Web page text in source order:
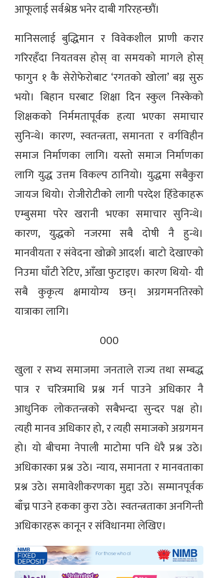
आफूलाई सर्वश्रेष्ठ भनेर दाबी गरिरहन्छौं।
मानिसलाई बुद्धिमान र विवेकशील प्राणी करार
गरिरहँदा नियतवस होस् वा समयको मागले होस्
फागुन १ कै सेरोफेरोबाट ‘रगतको खोला’ बग्न सुरु
भयो। बिहान घरबाट शिक्षा दिन स्कुल निस्केको
शिक्षकको निर्ममतापूर्वक हत्या भएका समाचार
सुनिन्थे। कारण, स्वतन्त्रता, समानता र वर्गविहीन
समाज निर्माणका लागि। यस्तो समाज निर्माणका
लागि युद्ध उत्तम विकल्प ठानियो। युद्धमा सबैकुरा
जायज थियो। रोजीरोटीको लागी परदेश हिँडेकाहरू
एम्बुसमा परेर खरानी भएका समाचार सुनिन्थे।
कारण, युद्धको नजरमा सबै दोषी नै हुन्थे।
मानवीयता र संवेदना खोक्रो आदर्श। बाटो देखाएको
निउमा घाँटी रेटिए, आँखा फुटाइए। कारण थियो- यी
सबै कुकृत्य क्षमायोग्य छन्। अग्रगमनतिरको
यात्राका लागि।
000
खुला र सभ्य समाजमा जनताले राज्य तथा सम्बद्ध
पात्र र चरित्रमाथि प्रश्न गर्न पाउने अधिकार नै
आधुनिक लोकतन्त्रको सबैभन्दा सुन्दर पक्ष हो।
त्यही मानव अधिकार हो, र त्यही समाजको अग्रगमन
हो। यो बीचमा नेपाली माटोमा पनि धेरै प्रश्न उठे।
अधिकारका प्रश्न उठे। न्याय, समानता र मानवताका
प्रश्न उठे। समावेशीकरणका मुद्दा उठे। सम्मानपूर्वक
बाँच्न पाउने हकका कुरा उठे। स्वतन्त्रताका अनगिन्ती
अधिकारहरू कानून र संविधानमा लेखिए।